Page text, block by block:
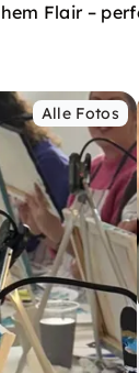
Flair –
Alle Fotos